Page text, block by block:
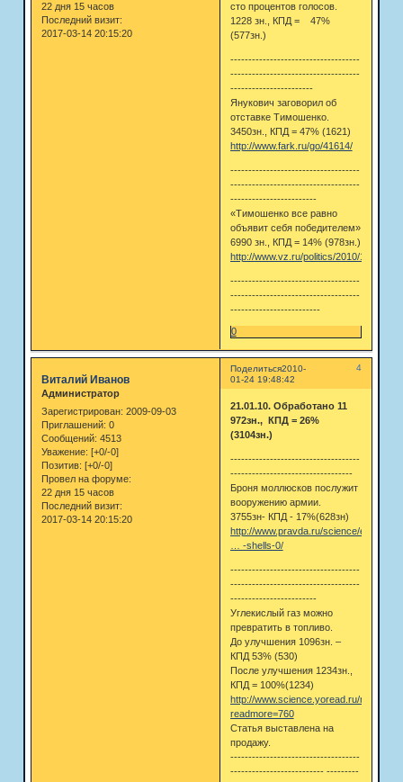
22 дня 15 часов
Последний визит:
2017-03-14 20:15:20
сто процентов голосов.
1228 зн., КПД = 47%
(577зн.)
------------------------------------
------------------------------------
-----------------------
Янукович заговорил об
отставке Тимошенко.
3450зн., КПД = 47% (1621)
http://www.fark.ru/go/41614/
------------------------------------
------------------------------------
------------------------
«Тимошенко все равно
объявит себя победителем»
6990 зн., КПД = 14% (978зн.)
http://www.vz.ru/politics/2010/1/19/
------------------------------------
------------------------------------
-------------------------
0
Поделиться 4
2010-
01-24 19:48:42
Виталий Иванов
Администратор
Зарегистрирован: 2009-09-03
Приглашений: 0
Сообщений: 4513
Уважение: [+0/-0]
Позитив: [+0/-0]
Провел на форуме:
22 дня 15 часов
Последний визит:
2017-03-14 20:15:20
21.01.10. Обработано 11
972зн., КПД = 26%
(3104зн.)
------------------------------------
----------------------------------
Броня моллюсков послужит
вооружению армии.
3755зн- КПД - 17%(628зн)
http://www.pravda.ru/science/eureka/
… -shells-0/
------------------------------------
------------------------------------
------------------------
Углекислый газ можно
превратить в топливо.
До улучшения 1096зн. –
КПД 53% (530)
После улучшения 1234зн.,
КПД = 100%(1234)
http://www.science.yoread.ru/
readmore=760
Статья выставлена на
продажу.
------------------------------------
-------------------------- ---------